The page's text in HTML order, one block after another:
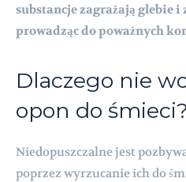
substancje zagrażają glebie i
prowadząc do poważnych
Dlaczego nie
opon do śmieci?
Niedopuszczalne jest
poprzez wyrzucanie ich do